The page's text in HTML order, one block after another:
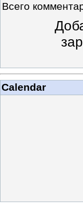
Всего
Calendar